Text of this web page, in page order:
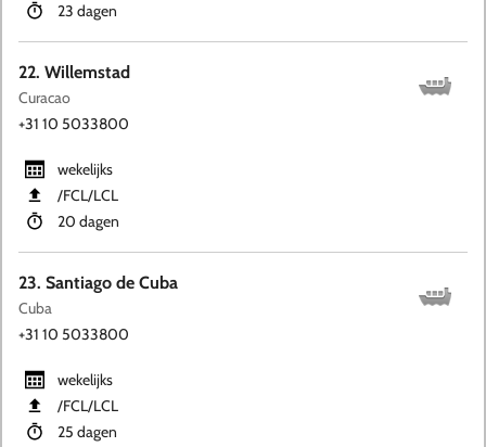
23 dagen
22. Willemstad
Curacao
+31 10 5033800
wekelijks
​/FCL​/LCL
20 dagen
23. Santiago de Cuba
Cuba
+31 10 5033800
wekelijks
​/FCL​/LCL
25 dagen